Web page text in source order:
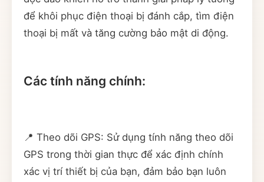
để khôi phục điện thoại bị đánh cắp, tìm điện
thoại bị mất và tăng cường bảo mật di động.
Các tính năng chính:
📍 Theo dõi GPS: Sử dụng tính năng theo dõi
GPS trong thời gian thực để xác định chính
xác vị trí thiết bị của bạn, đảm bảo bạn luôn